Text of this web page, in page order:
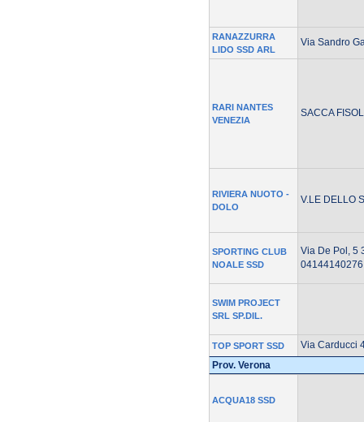
RANAZZURRA
LIDO SSD ARL
Via Sandro
RARI NANTES
VENEZIA
SACCA
RIVIERA NUOTO -
DOLO
V.LE DELLO
SPORTING CLUB
NOALE SSD
Via De Pol, 5
04144140276
SWIM PROJECT
SRL SP.DIL.
TOP SPORT SSD
Via Carducci
Prov. Verona
ACQUA18 SSD